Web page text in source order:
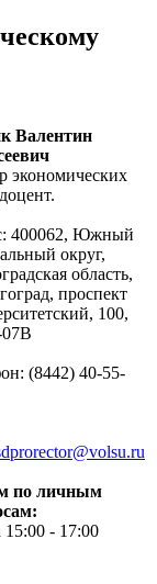
Валентин
экономических
400062, Южный
округ,
область,
проспект
100,
07В
(8442) 40-55-
по личным
15:00 - 17:00